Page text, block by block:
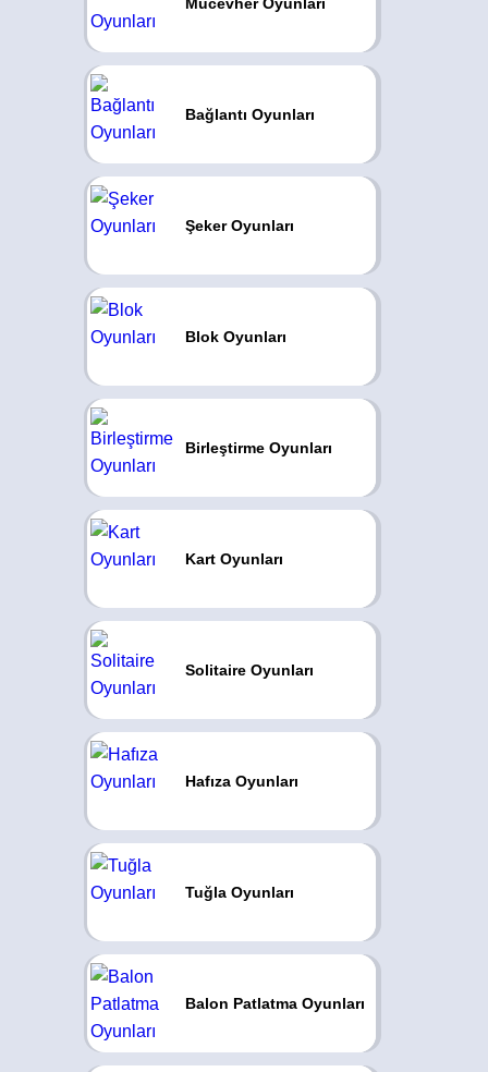
Bağlantı Oyunları
Şeker Oyunları
Blok Oyunları
Birleştirme Oyunları
Kart Oyunları
Solitaire Oyunları
Hafıza Oyunları
Tuğla Oyunları
Balon Patlatma Oyunları